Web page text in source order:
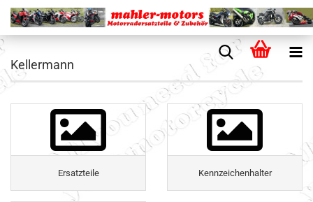
Kellermann
Ersatzteile Kennzeichenhalter